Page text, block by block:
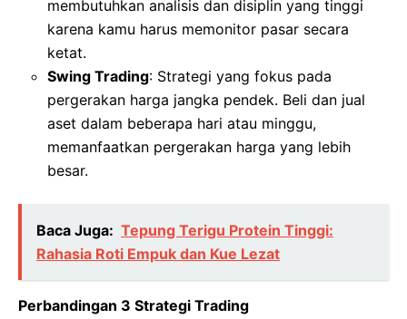
membutuhkan analisis dan disiplin yang tinggi
karena kamu harus memonitor pasar secara
ketat.
Swing Trading: Strategi yang fokus pada
pergerakan harga jangka pendek. Beli dan jual
aset dalam beberapa hari atau minggu,
memanfaatkan pergerakan harga yang lebih
besar.
Baca Juga: Tepung Terigu Protein Tinggi:
Rahasia Roti Empuk dan Kue Lezat
Perbandingan 3 Strategi Trading